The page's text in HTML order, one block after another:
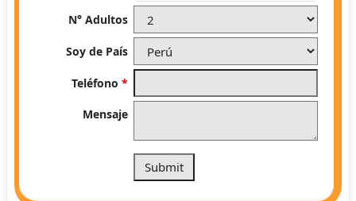
N° Adultos
Soy de País
Teléfono*
Mensaje